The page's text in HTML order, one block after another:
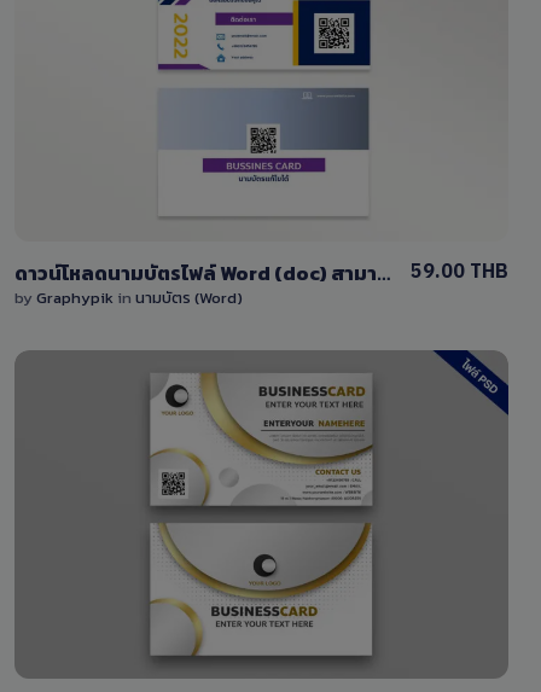
View Details
ดาวน์โหลดนามบัตรไฟล์ Word (doc) สามารถแก้ไขได้/business card
by Graphypik in นามบัตร (Word)
59.00 THB
View Details